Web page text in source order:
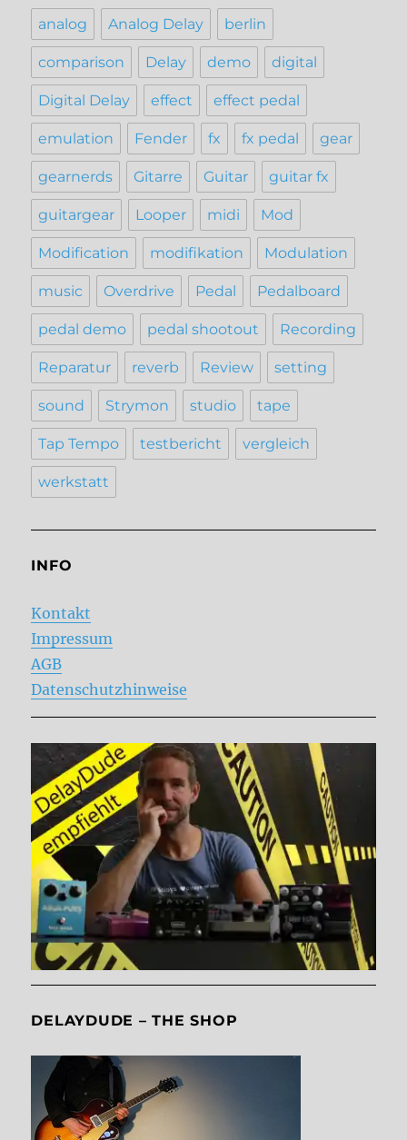
analog Analog Delay berlin
comparison Delay demo digital
Digital Delay effect effect pedal
emulation Fender fx fx pedal gear
gearnerds Gitarre Guitar guitar fx
guitargear Looper midi Mod
Modification modifikation Modulation
music Overdrive Pedal Pedalboard
pedal demo pedal shootout Recording
Reparatur reverb Review setting
sound Strymon studio tape
Tap Tempo testbericht vergleich
werkstatt
INFO
Kontakt
Impressum
AGB
Datenschutzhinweise
DELAYDUDE – THE SHOP